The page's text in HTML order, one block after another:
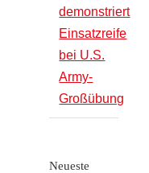
demonstriert
Einsatzreife
bei U.S.
Army-
Großübung
Neueste